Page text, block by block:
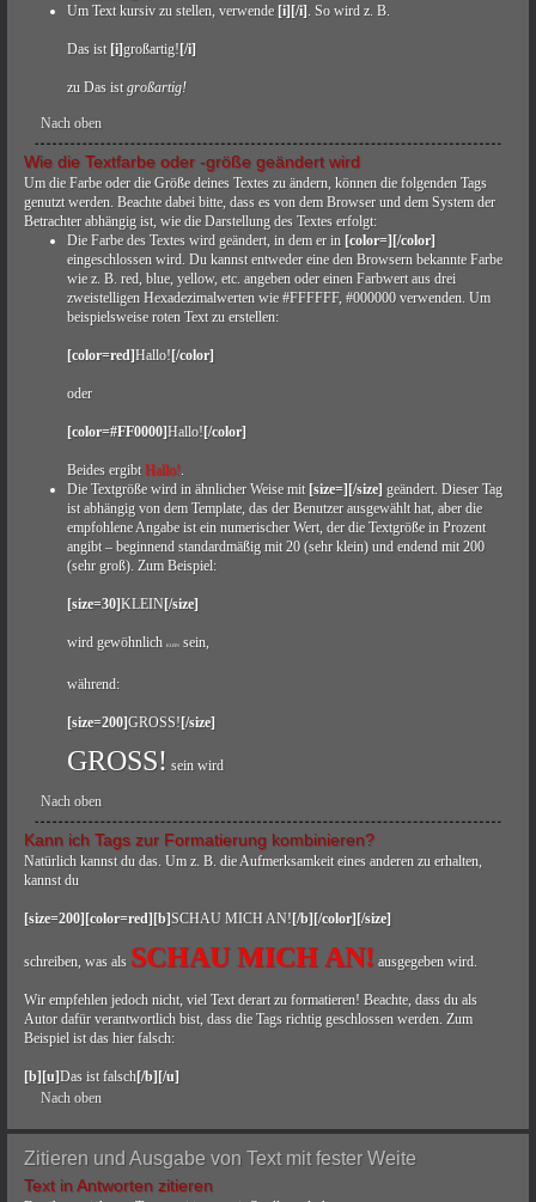
Um Text kursiv zu stellen, verwende [i][/i] . So wird z. B.
Das ist [i]großartig! [/i]
zu Das istgroßartig!
Nach oben
Wie die Textfarbe oder -größe geändert wird
Um die Farbe oder die Größe deines Textes zu ändern, können die folgenden Tags
genutzt werden. Beachte dabei bitte, dass es von dem Browser und dem System der
Betrachter abhängig ist, wie die Darstellung des Textes erfolgt:
Die Farbe des Textes wird geändert, in dem er in [color=][/color]
eingeschlossen wird. Du kannst entweder eine den Browsern bekannte Farbe
wie z. B. red, blue, yellow, etc. angeben oder einen Farbwert aus drei
zweistelligen Hexadezimalwerten wie #FFFFFF, #000000 verwenden. Um
beispielsweise roten Text zu erstellen:
[color=red]Hallo! [/color]
oder
[color=#FF0000]Hallo! [/color]
Beides ergibtHallo!.
Die Textgröße wird in ähnlicher Weise mit [size=][/size] geändert. Dieser Tag
ist abhängig von dem Template, das der Benutzer ausgewählt hat, aber die
empfohlene Angabe ist ein numerischer Wert, der die Textgröße in Prozent
angibt – beginnend standardmäßig mit 20 (sehr klein) und endend mit 200
(sehr groß). Zum Beispiel:
[size=30]KLEIN[/size]
wird gewöhnlich KLEIN sein,
während:
[size=200]GROSS! [/size]
GROSS! sein wird
Nach oben
Kann ich Tags zur Formatierung kombinieren?
Natürlich kannst du das. Um z. B. die Aufmerksamkeit eines anderen zu erhalten,
kannst du
[size=200][color=red][b]SCHAU MICH AN! [/b][/color][/size]
schreiben, was als SCHAU MICH AN! ausgegeben wird.
Wir empfehlen jedoch nicht, viel Text derart zu formatieren! Beachte, dass du als
Autor dafür verantwortlich bist, dass die Tags richtig geschlossen werden. Zum
Beispiel ist das hier falsch:
[b][u]Das ist falsch[/b][/u]
Nach oben
Zitieren und Ausgabe von Text mit fester Weite
Text in Antworten zitieren